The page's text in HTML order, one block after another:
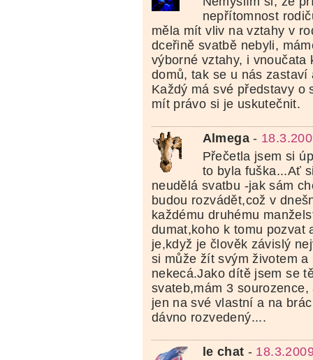
nepřítomnost
měla mít vliv na vztahy v
dceřině svatbě nebyli,
výborné vztahy, i vnoučata
domů, tak se u nás zastaví
Každý má své představy o
mít právo si je uskutečnit.
Almega-
Přečetla jsem si
to byla fuška...Ať
neudělá svatbu -jak sám
budou rozvádět,což v
každému druhému
dumat,koho k tomu pozvat
je,když je člověk závislý
si může žít svým životem
nekecá.Jako dítě jsem se
svateb,mám 3
jen na své vlastní a na
dávno rozvedený....
le chat -